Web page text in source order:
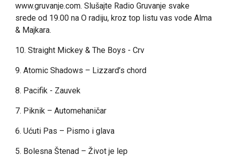
www.gruvanje.com. Slušajte Radio Gruvanje svake
srede od 19.00 na O radiju, kroz top listu vas vode Alma
& Majkara.
10. Straight Mickey & The Boys - Crv
9. Atomic Shadows – Lizzard’s chord
8. Pacifik - Zauvek
7. Piknik – Automehaničar
6. Ućuti Pas – Pismo i glava
5. Bolesna Štenad – Život je lep